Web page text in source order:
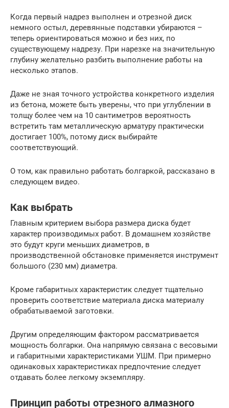
Когда первый надрез выполнен и отрезной диск
немного остыл, деревянные подставки убираются –
теперь ориентироваться можно и без них, по
существующему надрезу. При нарезке на значительную
глубину желательно разбить выполнение работы на
несколько этапов.
Даже не зная точного устройства конкретного изделия
из бетона, можете быть уверены, что при углублении в
толщу более чем на 10 сантиметров вероятность
встретить там металлическую арматуру практически
достигает 100%, потому диск выбирайте
соответствующий.
О том, как правильно работать болгаркой, рассказано в
следующем видео.
Как выбрать
Главным критерием выбора размера диска будет
характер производимых работ. В домашнем хозяйстве
это будут круги меньших диаметров, в
производственной обстановке применяется инструмент
большого (230 мм) диаметра.
Кроме габаритных характеристик следует тщательно
проверить соответствие материала диска материалу
обрабатываемой заготовки.
Другим определяющим фактором рассматривается
мощность болгарки. Она напрямую связана с весовыми
и габаритными характеристиками УШМ. При примерно
одинаковых характеристиках предпочтение следует
отдавать более легкому экземпляру.
Принцип работы отрезного алмазного